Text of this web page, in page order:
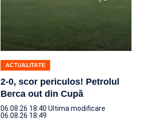
ACTUALITATE
2-0, scor periculos! Petrolul
Berca out din Cupă
06.08.26 18:40 Ultima modificare
06.08.26 18:49